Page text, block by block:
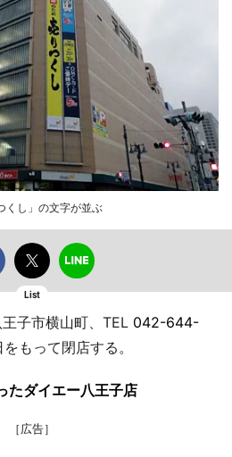
くし」の文字が並ぶ
List
子市横山町、TEL 042-644-
もって閉店する。
たダイエー八王子店
［広告］